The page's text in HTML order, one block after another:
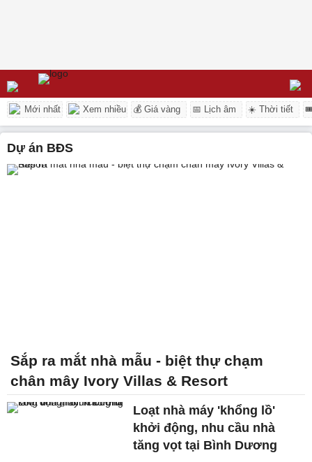
Mới nhất Xem nhiều 💰 Giá vàng 📅 Lịch âm ☀️ Thời tiết
dự án BĐS
Sắp ra mắt nhà mẫu - biệt thự chạm
chân mây Ivory Villas & Resort
Loạt nhà máy 'khổng lồ'
khởi động, nhu cầu nhà
tăng vọt tại Bình Dương